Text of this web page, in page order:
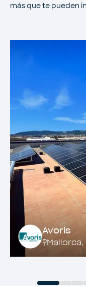
más que te pueden
Avoris
Mallorca,